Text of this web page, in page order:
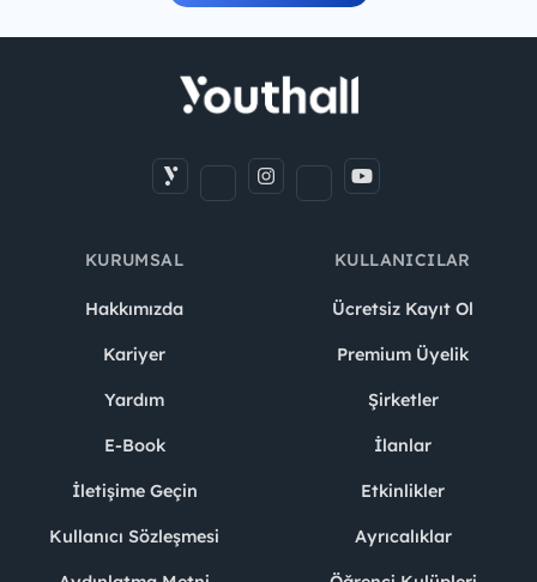
KURUMSAL
Hakkımızda
Kariyer
Yardım
E-Book
İletişime Geçin
Kullanıcı Sözleşmesi
KULLANICILAR
Ücretsiz Kayıt Ol
Premium Üyelik
Şirketler
İlanlar
Etkinlikler
Ayrıcalıklar